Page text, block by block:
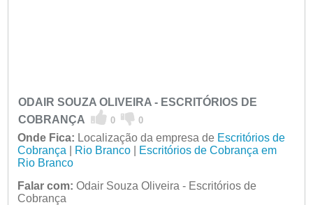
ODAIR SOUZA OLIVEIRA - ESCRITÓRIOS DE
COBRANÇA
0 0
Onde Fica: Localização da empresa de Escritórios de
Cobrança
Rio Branco|
Escritórios de Cobrança em
Rio Branco
Falar com: Odair Souza Oliveira - Escritórios de
Cobrança